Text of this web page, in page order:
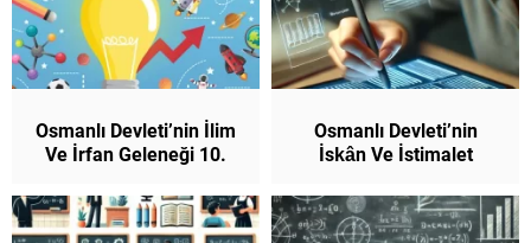
Osmanlı Devleti’nin İlim
Ve İrfan Geleneği 10.
Müfredat)
Osmanlı Devleti’nin
İskân Ve İstimalet
(Yeni Müfredat)